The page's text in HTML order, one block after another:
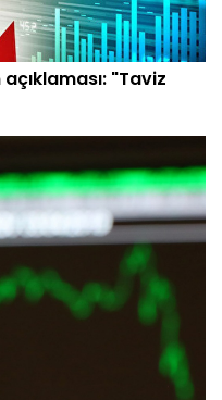
"Taviz